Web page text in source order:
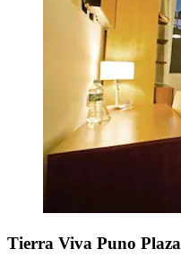
Tierra Viva Puno Plaza